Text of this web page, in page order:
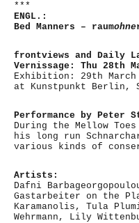
***
ENGL.:
Bed Manners – raumohne
frontviews and Daily
Vernissage: Thu 28th
Exhibition: 29th
at Kunstpunkt Berlin,
Performance by Peter
During the Mellow
his long run
various kinds of
Artists:
Dafni
Gastarbeiter on the
Karamanolis, Tula
Wehrmann, Lily